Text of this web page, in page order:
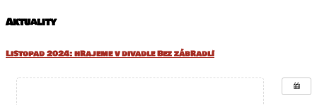
Aktuality
Listopad 2024: hrajeme v divadle Bez zábradlí